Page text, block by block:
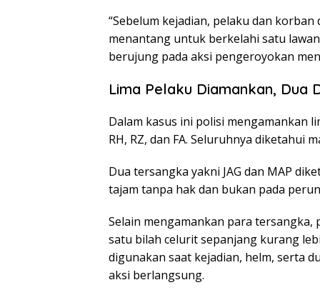
“Sebelum kejadian, pelaku dan
menantang untuk berkelahi satu
berujung pada aksi pengeroyokan
Lima Pelaku Diamankan, Dua
Dalam kasus ini polisi mengamankan
RH, RZ, dan FA. Seluruhnya diketahui
Dua tersangka yakni JAG dan MAP
tajam tanpa hak dan bukan pada
Selain mengamankan para
satu bilah celurit sepanjang kurang
digunakan saat kejadian, helm, serta
aksi berlangsung.